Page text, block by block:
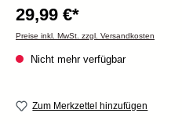
29,99 €*
Preise inkl. MwSt. zzgl. Versandkosten
Nicht mehr verfügbar
Zum Merkzettel hinzufügen